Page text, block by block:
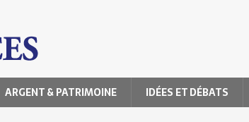
ARGENT & PATRIMOINE IDÉES ET DÉBATS